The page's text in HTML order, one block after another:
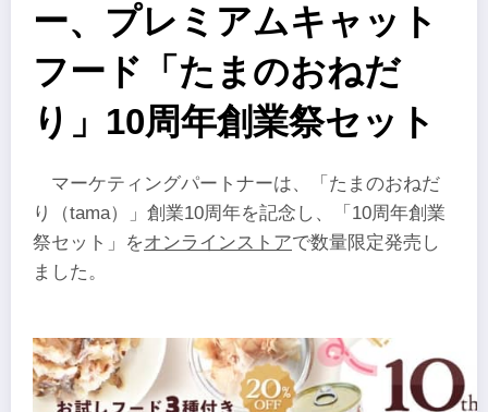
ー、プレミアムキャット
フード「たまのおねだ
り」10周年創業祭セット
マーケティングパートナーは、「たまのおねだ
り（tama）」創業10周年を記念し、「10周年創業
祭セット」をオンラインストアで数量限定発売し
ました。